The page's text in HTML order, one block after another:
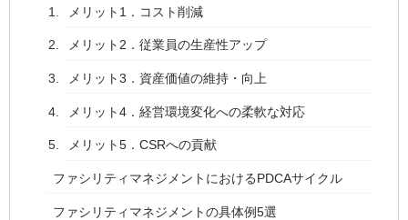
メリット1．コスト削減
メリット2．従業員の生産性アップ
メリット3．資産価値の維持・向上
メリット4．経営環境変化への柔軟な対応
メリット5．CSRへの貢献
ファシリティマネジメントにおけるPDCAサイクル
ファシリティマネジメントの具体例5選